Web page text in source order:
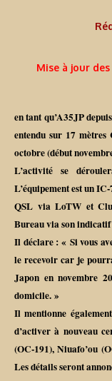
Mise à jour des
en tant qu’A35JP
entendu sur 17
octobre (début
L’activité se
L’équipement est un
QSL via LoTW et
Bureau via son
Il déclare : « Si vous
le recevoir car je
Japon en novembre
domicile. »
Il mentionne
d’activer à nouveau
(OC-191), Niuafo’ou
Les détails seront